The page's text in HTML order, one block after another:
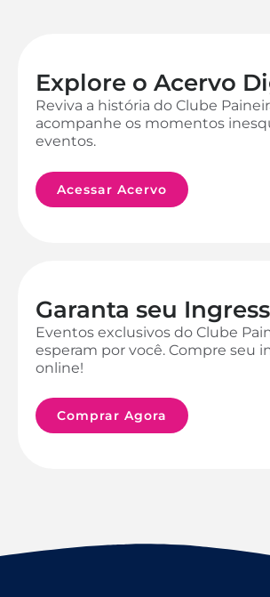
Explore o Acervo
Reviva a história do Clube
acompanhe os momentos
eventos.
Acessar Acervo
Garanta seu
Eventos exclusivos do Clube
esperam por você. Compre seu
online!
Comprar Agora